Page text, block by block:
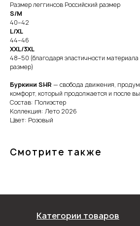
Размер леггинсов Российский размер
S/M
40–42
L/XL
44–46
XXL/3XL
48–50 (благодаря эластичности
размер)
Буркини SHR — свобода движения,
комфорт, который продолжается и после
Состав: Полиэстер
Коллекция: Лето 2026
Цвет: Розовый
Смотрите также
Категории товаров